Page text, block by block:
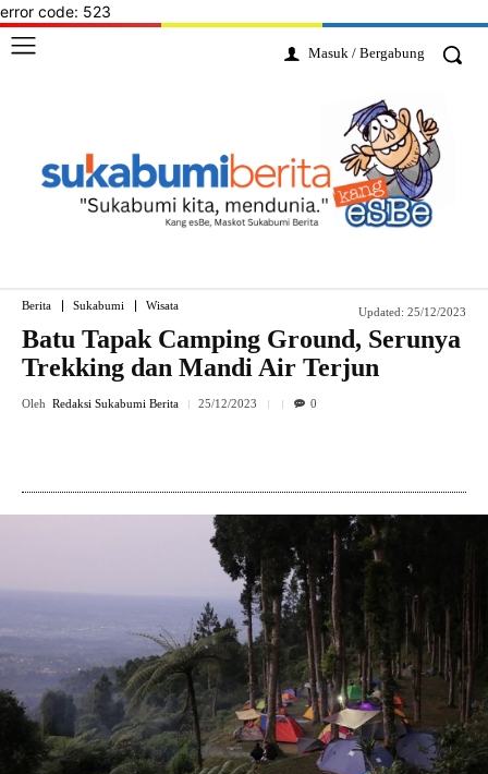
error code: 523
Masuk / Bergabung
Berita Sukabumi Wisata Updated: 25/12/2023
Batu Tapak Camping Ground, Serunya
Trekking dan Mandi Air Terjun
Oleh Redaksi Sukabumi Berita 25/12/2023 0